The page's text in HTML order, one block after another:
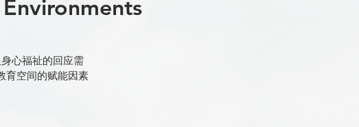
心福祉的回应需
育空间的赋能因素